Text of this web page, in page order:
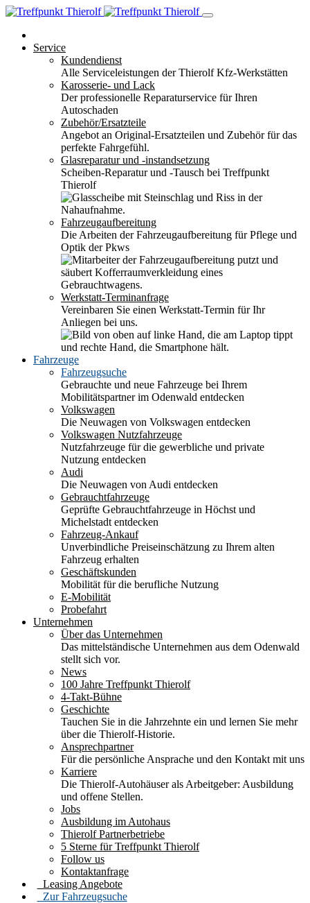
Service
Kundendienst
Alle Serviceleistungen der Thierolf Kfz-Werkstätten
Karosserie- und Lack
Der professionelle Reparaturservice für Ihren
Autoschaden
Zubehör/Ersatzteile
Angebot an Original-Ersatzteilen und Zubehör für das
perfekte Fahrgefühl.
Glasreparatur und -instandsetzung
Scheiben-Reparatur und -Tausch bei Treffpunkt
Thierolf
Fahrzeugaufbereitung
Die Arbeiten der Fahrzeugaufbereitung für Pflege und
Optik der Pkws
Werkstatt-Terminanfrage
Vereinbaren Sie einen Werkstatt-Termin für Ihr
Anliegen bei uns.
Fahrzeuge
Fahrzeugsuche
Gebrauchte und neue Fahrzeuge bei Ihrem
Mobilitätspartner im Odenwald entdecken
Volkswagen
Die Neuwagen von Volkswagen entdecken
Volkswagen Nutzfahrzeuge
Nutzfahrzeuge für die gewerbliche und private
Nutzung entdecken
Audi
Die Neuwagen von Audi entdecken
Gebrauchtfahrzeuge
Geprüfte Gebrauchtfahrzeuge in Höchst und
Michelstadt entdecken
Fahrzeug-Ankauf
Unverbindliche Preiseinschätzung zu Ihrem alten
Fahrzeug erhalten
Geschäftskunden
Mobilität für die berufliche Nutzung
E-Mobilität
Probefahrt
Unternehmen
Über das Unternehmen
Das mittelständische Unternehmen aus dem Odenwald
stellt sich vor.
News
100 Jahre Treffpunkt Thierolf
4-Takt-Bühne
Geschichte
Tauchen Sie in die Jahrzehnte ein und lernen Sie mehr
über die Thierolf-Historie.
Ansprechpartner
Für die persönliche Ansprache und den Kontakt mit uns
Karriere
Die Thierolf-Autohäuser als Arbeitgeber: Ausbildung
und offene Stellen.
Jobs
Ausbildung im Autohaus
Thierolf Partnerbetriebe
5 Sterne für Treffpunkt Thierolf
Follow us
Kontaktanfrage
Leasing Angebote
Zur Fahrzeugsuche